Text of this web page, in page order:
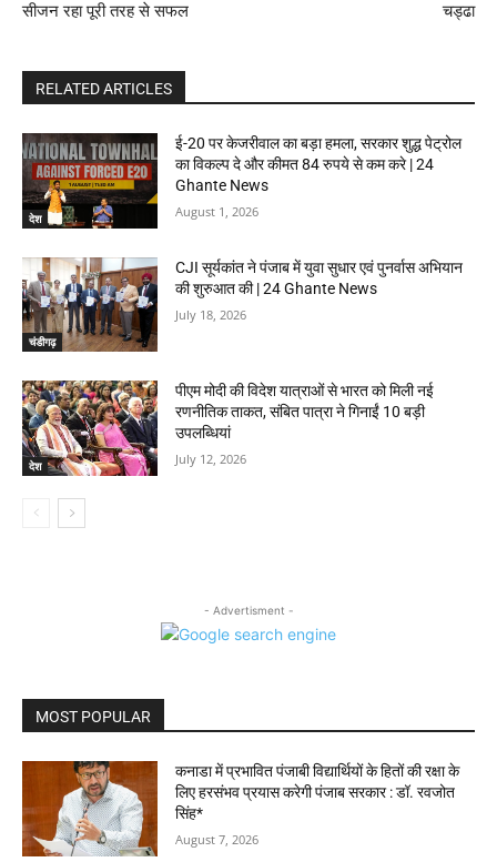
सीजन रहा पूरी तरह से सफल
चड्ढा
RELATED ARTICLES
देश
ई-20 पर केजरीवाल का बड़ा हमला, सरकार शुद्ध पेट्रोल
का विकल्प दे और कीमत 84 रुपये से कम करे | 24
Ghante News
August 1, 2026
चंडीगढ़
CJI सूर्यकांत ने पंजाब में युवा सुधार एवं पुनर्वास अभियान
की शुरुआत की | 24 Ghante News
July 18, 2026
देश
पीएम मोदी की विदेश यात्राओं से भारत को मिली नई
रणनीतिक ताकत, संबित पात्रा ने गिनाईं 10 बड़ी
उपलब्धियां
July 12, 2026
- Advertisment -
MOST POPULAR
कनाडा में प्रभावित पंजाबी विद्यार्थियों के हितों की रक्षा के
लिए हरसंभव प्रयास करेगी पंजाब सरकार : डॉ. रवजोत
सिंह*
August 7, 2026